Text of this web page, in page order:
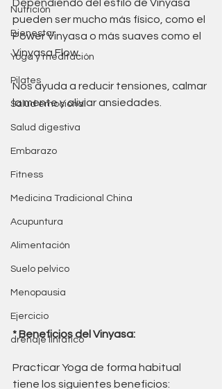
Nutrición
Bienestar
Yoga y meditación
Pilates
Salud emocional
Salud digestiva
Embarazo
Fitness
Medicina Tradicional China
Acupuntura
Alimentación
Suelo pelvico
Menopausia
Ejercicio
drenaje linfatico
Dependiendo del estilo de Vinyasa
pueden ser mucho más físico, como el
Power Vinyasa o más suaves como el
Vinyasa Flow.
Nos ayuda a reducir tensiones, calmar
la mente y aliviar ansiedades.
* Beneficios del Vinyasa:
Practicar Yoga de forma habitual
tiene los siguientes beneficios: